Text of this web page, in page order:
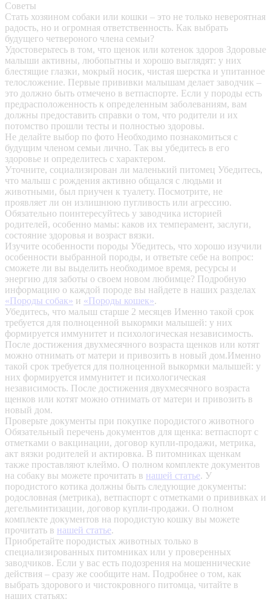
Советы
Стать хозяином собаки или кошки – это не только невероятная
радость, но и огромная ответственность. Как выбрать
будущего четвероного члена семьи?
Удостоверьтесь в том, что щенок или котенок здоров Здоровые
малыши активны, любопытны и хорошо выглядят: у них
блестящие глазки, мокрый носик, чистая шерстка и упитанное
телосложение. Первые прививки малышам делает заводчик –
это должно быть отмечено в ветпаспорте. Если у породы есть
предрасположенность к определенным заболеваниям, вам
должны предоставить справки о том, что родители и их
потомство прошли тесты и полностью здоровы.
Не делайте выбор по фото Необходимо познакомиться с
будущим членом семьи лично. Так вы убедитесь в его
здоровье и определитесь с характером.
Уточните, социализирован ли маленький питомец Убедитесь,
что малыш с рождения активно общался с людьми и
животными, был приучен к туалету. Посмотрите, не
проявляет ли он излишнюю пугливость или агрессию.
Обязательно поинтересуйтесь у заводчика историей
родителей, особенно мамы: каков их темперамент, заслуги,
состояние здоровья и возраст вязки.
Изучите особенности породы Убедитесь, что хорошо изучили
особенности выбранной породы, и ответьте себе на вопрос:
сможете ли вы выделить необходимое время, ресурсы и
энергию для заботы о своем новом любимце? Подробную
информацию о каждой породе вы найдете в наших разделах
«Породы собак» и «Породы кошек».
Убедитесь, что малыш старше 2 месяцев Именно такой срок
требуется для полноценной выкормки малышей: у них
формируется иммунитет и психологическая независимость.
После достижения двухмесячного возраста щенков или котят
можно отнимать от матери и привозить в новый дом.Именно
такой срок требуется для полноценной выкормки малышей: у
них формируется иммунитет и психологическая
независимость. После достижения двухмесячного возраста
щенков или котят можно отнимать от матери и привозить в
новый дом.
Проверьте документы при покупке породистого животного
Обязательный перечень документов для щенка: ветпаспорт с
отметками о вакцинации, договор купли-продажи, метрика,
акт вязки родителей и актировка. В питомниках щенкам
также проставляют клеймо. О полном комплекте документов
на собаку вы можете прочитать в нашей статье. У
породистого котика должны быть следующие документы:
родословная (метрика), ветпаспорт с отметками о прививках и
дегельминтизации, договор купли-продажи. О полном
комплекте документов на породистую кошку вы можете
прочитать в нашей статье.
Приобретайте породистых животных только в
специализированных питомниках или у проверенных
заводчиков. Если у вас есть подозрения на мошеннические
действия – сразу же сообщите нам. Подробнее о том, как
выбрать здорового и чистокровного питомца, читайте в
наших статьях: